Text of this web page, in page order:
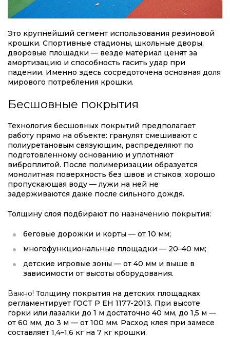
Это крупнейший сегмент использования резиновой
крошки. Спортивные стадионы, школьные дворы,
дворовые площадки — везде материал ценят за
амортизацию и способность гасить удар при
падении. Именно здесь сосредоточена основная доля
мирового потребления крошки.
Бесшовные покрытия
Технология бесшовных покрытий предполагает
работу прямо на объекте: гранулят смешивают с
полиуретановым связующим, распределяют по
подготовленному основанию и уплотняют
виброплитой. После полимеризации образуется
монолитная поверхность без швов и стыков, хорошо
пропускающая воду — лужи на ней не
задерживаются даже после сильного дождя.
Толщину слоя подбирают по назначению покрытия:
беговые дорожки и корты — от 10 мм;
многофункциональные площадки — 20–40 мм;
детские игровые зоны — от 40 мм и выше в
зависимости от высоты оборудования.
Важно! Толщину покрытия на детских площадках
регламентирует ГОСТ Р ЕН 1177-2013. При высоте
горки или лазалки до 1 м достаточно 40 мм, до 1,5 м —
от 60 мм, до 3 м — от 100 мм. Расход клея при замесе
составляет 1,4–1,6 кг на 7 кг крошки.